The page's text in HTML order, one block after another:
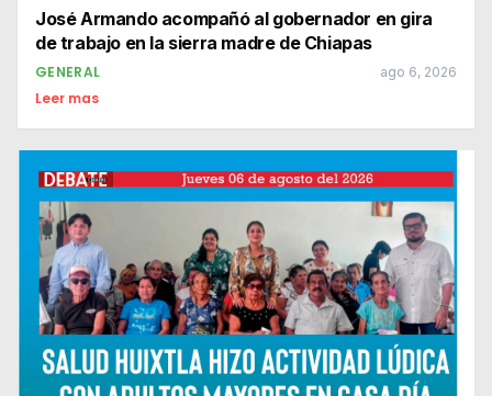
José Armando acompañó al gobernador en gira
de trabajo en la sierra madre de Chiapas
GENERAL ago 6, 2026
Leer mas